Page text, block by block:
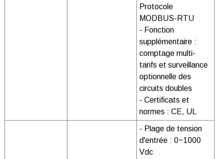
Protocole
MODBUS-RTU
- Fonction
supplémentaire :
comptage multi-
tarifs et surveillance
optionnelle des
circuits doubles
- Certificats et
normes : CE, UL
- Plage de tension
d'entrée : 0~1000
Vdc